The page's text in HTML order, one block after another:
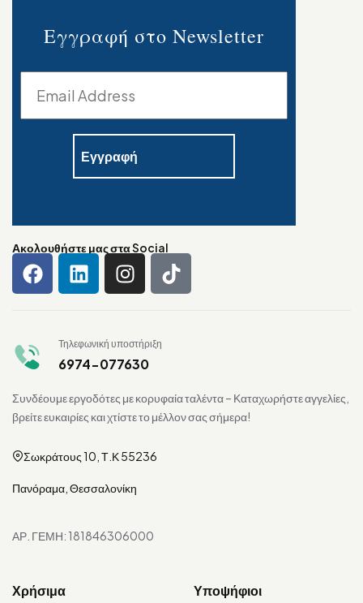
Εγγραφή στο Newsletter
Ακολουθήστε μας στα Social
Τηλεφωνική υποστήριξη
6974-077630
Συνδέουμε εργοδότες με κορυφαία ταλέντα – Καταχωρήστε αγγελίες,
βρείτε ευκαιρίες και χτίστε το μέλλον σας σήμερα!
Σωκράτους 10, Τ.Κ 55236
Πανόραμα, Θεσσαλονίκη
ΑΡ. ΓΕΜΗ: 181846306000
Χρήσιμα Υποψήφιοι